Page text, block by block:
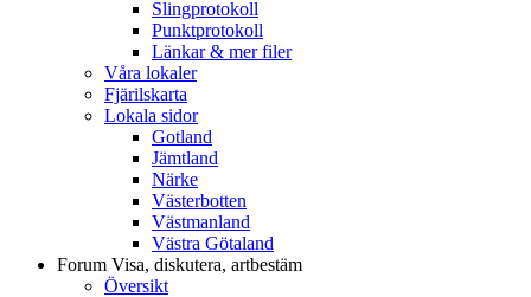
Slingprotokoll
Punktprotokoll
Länkar & mer filer
Våra lokaler
Fjärilskarta
Lokala sidor
Gotland
Jämtland
Närke
Västerbotten
Västmanland
Västra Götaland
Forum Visa, diskutera, artbestäm
Översikt